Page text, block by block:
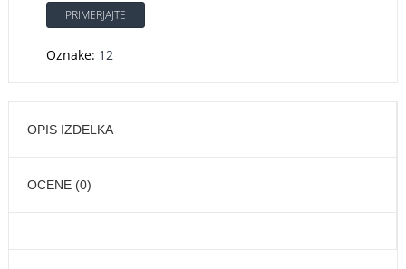
PRIMERJAJTE
Oznake: 12
OPIS IZDELKA
OCENE (0)